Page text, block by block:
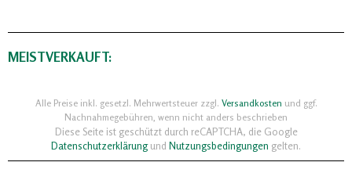
MEISTVERKAUFT:
Alle Preise inkl. gesetzl. Mehrwertsteuer zzgl. Versandkosten und ggf.
Nachnahmegebühren, wenn nicht anders beschrieben
Diese Seite ist geschützt durch reCAPTCHA, die Google
Datenschutzerklärungund Nutzungsbedingungen gelten.